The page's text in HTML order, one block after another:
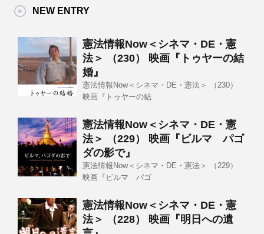
NEW ENTRY
憲法情報Now＜シネマ・DE・憲
法＞ （230） 映画『トゥヤーの結
婚』
憲法情報Now＜シネマ・DE・憲法＞ （230）
映画『トゥヤーの結
憲法情報Now＜シネマ・DE・憲
法＞ （229） 映画『ビルマ パゴ
ダの影で』
憲法情報Now＜シネマ・DE・憲法＞ （229）
映画『ビルマ パゴ
憲法情報Now＜シネマ・DE・憲
法＞ （228） 映画『明日への遺